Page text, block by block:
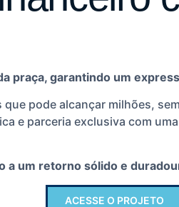
praça, garantindo um
pode alcançar milhões,
e parceria exclusiva com
a um retorno sólido e
ACESSE O PROJETO